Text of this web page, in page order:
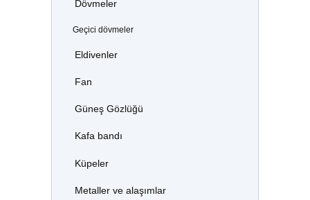
Dövmeler
Geçici dövmeler
Eldivenler
Fan
Güneş Gözlüğü
Kafa bandı
Küpeler
Metaller ve alaşımlar